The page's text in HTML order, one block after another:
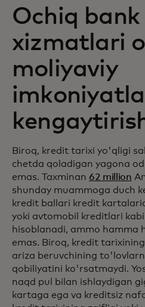
Ochiq bank
xizmatlari
moliyaviy
Biroq, kredit tarixi yo'qligi
chetda qoladigan yagona
emas. Taxminan 62 million
shunday muammoga duch
kredit ballari kredit
yoki avtomobil kreditlari
hisoblanadi, ammo hamma
emas. Biroq, kredit
ariza beruvchining
qobiliyatini ko'rsatmaydi.
naqd pul bilan ishlaydigan
kartaga ega va kreditsiz